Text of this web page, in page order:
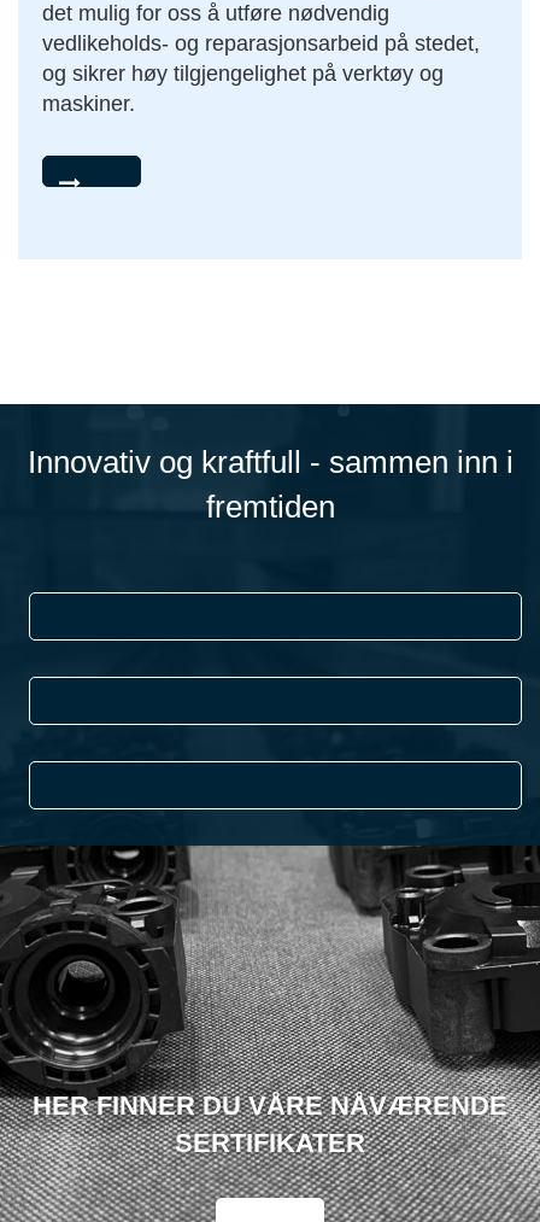
det mulig for oss å utføre nødvendig
vedlikeholds- og reparasjonsarbeid på stedet,
og sikrer høy tilgjengelighet på verktøy og
maskiner.
Innovativ og kraftfull - sammen inn i
fremtiden
HER FINNER DU VÅRE NÅVÆRENDE
SERTIFIKATER